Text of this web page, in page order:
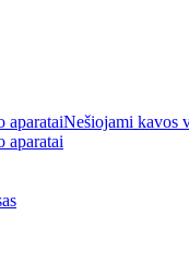
Nešiojami kavos